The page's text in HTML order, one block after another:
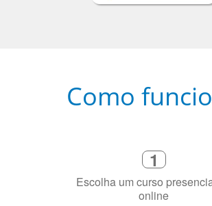
Escolha um curso
online
2